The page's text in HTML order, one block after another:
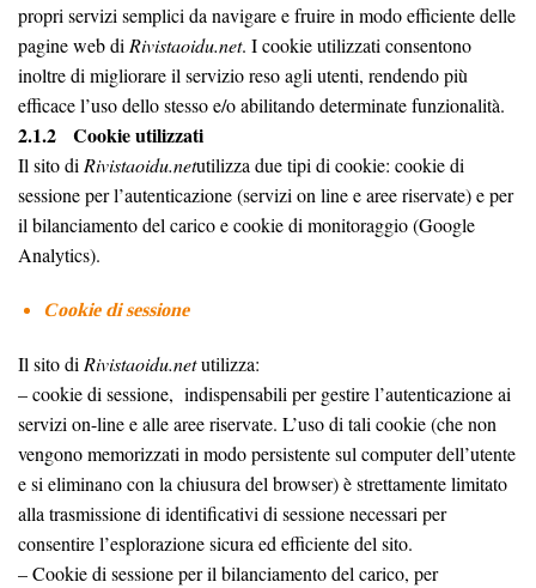
propri servizi semplici da navigare e fruire in modo efficiente delle
pagine web di Rivistaoidu.net. I cookie utilizzati consentono
inoltre di migliorare il servizio reso agli utenti, rendendo più
efficace l’uso dello stesso e/o abilitando determinate funzionalità.
2.1.2 Cookie utilizzati
Il sito di Rivistaoidu.netutilizza due tipi di cookie: cookie di
sessione per l’autenticazione (servizi on line e aree riservate) e per
il bilanciamento del carico e cookie di monitoraggio (Google
Analytics).
Cookie di sessione
Il sito diRivistaoidu.netutilizza:
– cookie di sessione, indispensabili per gestire l’autenticazione ai
servizi on-line e alle aree riservate. L’uso di tali cookie (che non
vengono memorizzati in modo persistente sul computer dell’utente
e si eliminano con la chiusura del browser) è strettamente limitato
alla trasmissione di identificativi di sessione necessari per
consentire l’esplorazione sicura ed efficiente del sito.
– Cookie di sessione per il bilanciamento del carico, per